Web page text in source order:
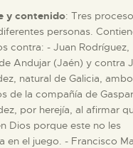
y contenido: Tres
personas.
contra: - Juan Rodríguez,
Andujar (Jaén) y contra
natural de Galicia,
de la compañía de Gaspar
por herejía, al afirmar
Dios porque este no les
en el juego. - Francisco